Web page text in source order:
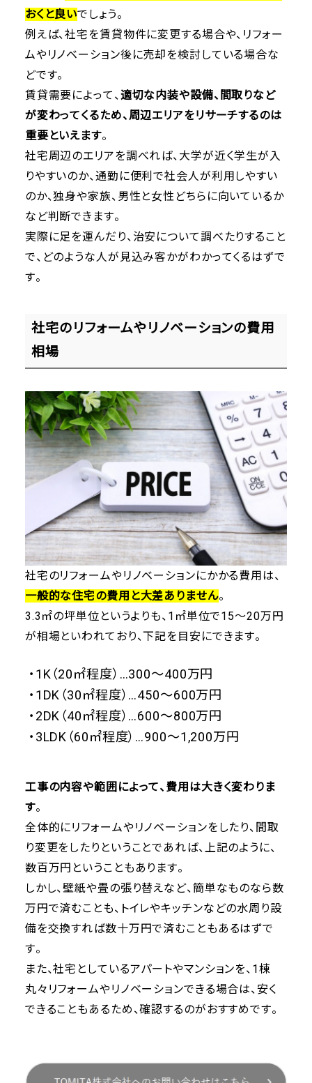
おくと良いでしょう。
例えば、社宅を賃貸物件に変更する場合や、リフォー
ムやリノベーション後に売却を検討している場合な
どです。
賃貸需要によって、 適切な内装や設備、間取りなど
が変わってくるため、周辺エリアをリサーチするのは
重要といえます。
社宅周辺のエリアを調べれば、大学が近く学生が入
りやすいのか、通勤に便利で社会人が利用しやすい
のか、独身や家族、男性と女性どちらに向いているか
など判断できます。
実際に足を運んだり、治安について調べたりすること
で、どのような人が見込み客かがわかってくるはずで
す。
社宅のリフォームやリノベーションの費用
相場
社宅のリフォームやリノベーションにかかる費用は、
一般的な住宅の費用と大差ありません。
3.3㎡の坪単位というよりも、1㎡単位で15～20万円
が相場といわれており、下記を目安にできます。
・1K（20㎡程度）…300～400万円
・1DK（30㎡程度）…450～600万円
・2DK（40㎡程度）…600～800万円
・3LDK（60㎡程度）…900～1,200万円
工事の内容や範囲によって、費用は大きく変わりま
す。
全体的にリフォームやリノベーションをしたり、間取
り変更をしたりということであれば、上記のように、
数百万円ということもあります。
しかし、壁紙や畳の張り替えなど、簡単なものなら数
万円で済むことも、トイレやキッチンなどの水周り設
備を交換すれば数十万円で済むこともあるはずで
す。
また、社宅としているアパートやマンションを、1棟
丸々リフォームやリノベーションできる場合は、安く
できることもあるため、確認するのがおすすめです。